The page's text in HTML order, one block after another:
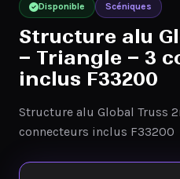
Disponible Scéniques
Structure alu
– Triangle – 3
inclus F33200
Structure alu Global Truss
connecteurs inclus F33200